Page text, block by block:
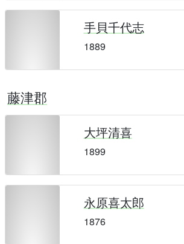
手貝千代志
1889
藤津郡
大坪清喜
1899
永原喜太郎
1876